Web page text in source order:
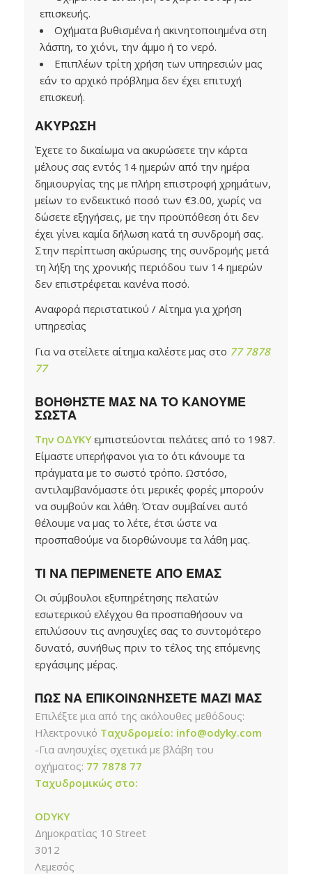
επισκευής.
Οχήματα βυθισμένα ή ακινητοποιημένα στη
λάσπη, το χιόνι, την άμμο ή το νερό.
Επιπλέων τρίτη χρήση των υπηρεσιών μας
εάν το αρχικό πρόβλημα δεν έχει επιτυχή
επισκευή.
ΑΚΥΡΩΣΗ
Έχετε το δικαίωμα να ακυρώσετε την κάρτα
μέλους σας εντός 14 ημερών από την ημέρα
δημιουργίας της με πλήρη επιστροφή χρημάτων,
μείων το ενδεικτικό ποσό των €3.00, χωρίς να
δώσετε εξηγήσεις, με την προϋπόθεση ότι δεν
έχει γίνει καμία δήλωση κατά τη συνδρομή σας.
Στην περίπτωση ακύρωσης της συνδρομής μετά
τη λήξη της χρονικής περιόδου των 14 ημερών
δεν επιστρέφεται κανένα ποσό.
Αναφορά περιστατικού / Αίτημα για χρήση
υπηρεσίας
Για να στείλετε αίτημα καλέστε μας στο 77 7878
77
ΒΟΗΘΗΣΤΕ ΜΑΣ ΝΑ ΤΟ ΚΑΝΟΥΜΕ
ΣΩΣΤΑ
Την ΟΔΥΚΥεμπιστεύονται πελάτες από το 1987.
Είμαστε υπερήφανοι για το ότι κάνουμε τα
πράγματα με το σωστό τρόπο. Ωστόσο,
αντιλαμβανόμαστε ότι μερικές φορές μπορούν
να συμβούν και λάθη. Όταν συμβαίνει αυτό
θέλουμε να μας το λέτε, έτσι ώστε να
προσπαθούμε να διορθώνουμε τα λάθη μας.
ΤΙ ΝΑ ΠΕΡΙΜΕΝΕΤΕ ΑΠΟ ΕΜΑΣ
Οι σύμβουλοι εξυπηρέτησης πελατών
εσωτερικού ελέγχου θα προσπαθήσουν να
επιλύσουν τις ανησυχίες σας το συντομότερο
δυνατό, συνήθως πριν το τέλος της επόμενης
εργάσιμης μέρας.
ΠΩΣ ΝΑ ΕΠΙΚΟΙΝΩΝΗΣΕΤΕ ΜΑΖΙ ΜΑΣ
Επιλέξτε μια από της ακόλουθες μεθόδους:
Ηλεκτρονικό Ταχυδρομείο: info@odyky.com
-Για ανησυχίες σχετικά με βλάβη του
οχήματος: 77 7878 77
Ταχυδρομικώς στο:
ODYKY
Δημοκρατίας 10 Street
3012
Λεμεσός